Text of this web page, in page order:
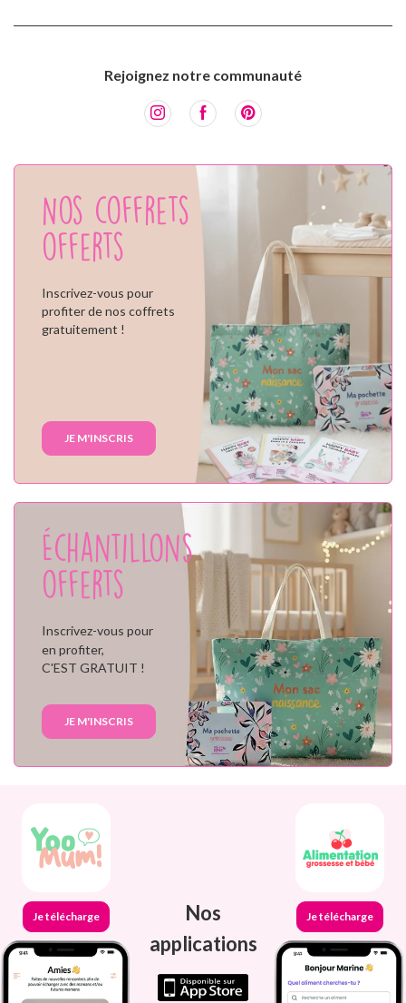
Rejoignez notre communauté
Nos coffrets
offerts
Inscrivez-vous pour
profiter de nos coffrets
gratuitement !
JE M'INSCRIS
Échantillons
offerts
Inscrivez-vous pour
en profiter,
C'EST GRATUIT !
JE M'INSCRIS
Je télécharge
Nos
applications
Je télécharge